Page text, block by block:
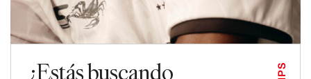
¿Estás buscando